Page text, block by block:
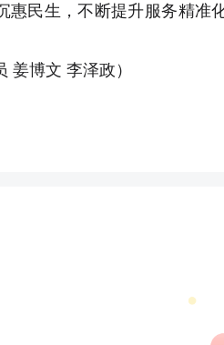
惠民生，不断提升服务精准
姜博文 李泽政）